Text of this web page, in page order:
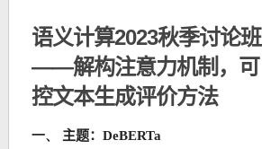
语义计算2023秋季讨论班
——解构注意力机制，可
控文本生成评价方法
一、 主题： DeBERTa